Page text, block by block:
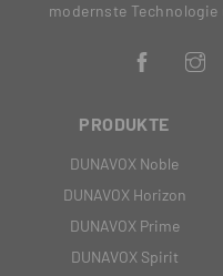
modernste
PRODUKTE
DUNAVOX Noble
DUNAVOX Horizon
DUNAVOX Prime
DUNAVOX Spirit